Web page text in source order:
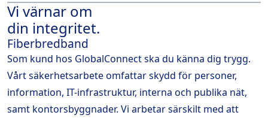
Vi värnar om
din integritet.
Fiberbredband
Som kund hos GlobalConnect ska du känna dig trygg.
Vårt säkerhetsarbete omfattar skydd för personer,
information, IT-infrastruktur, interna och publika nät,
samt kontorsbyggnader. Vi arbetar särskilt med att